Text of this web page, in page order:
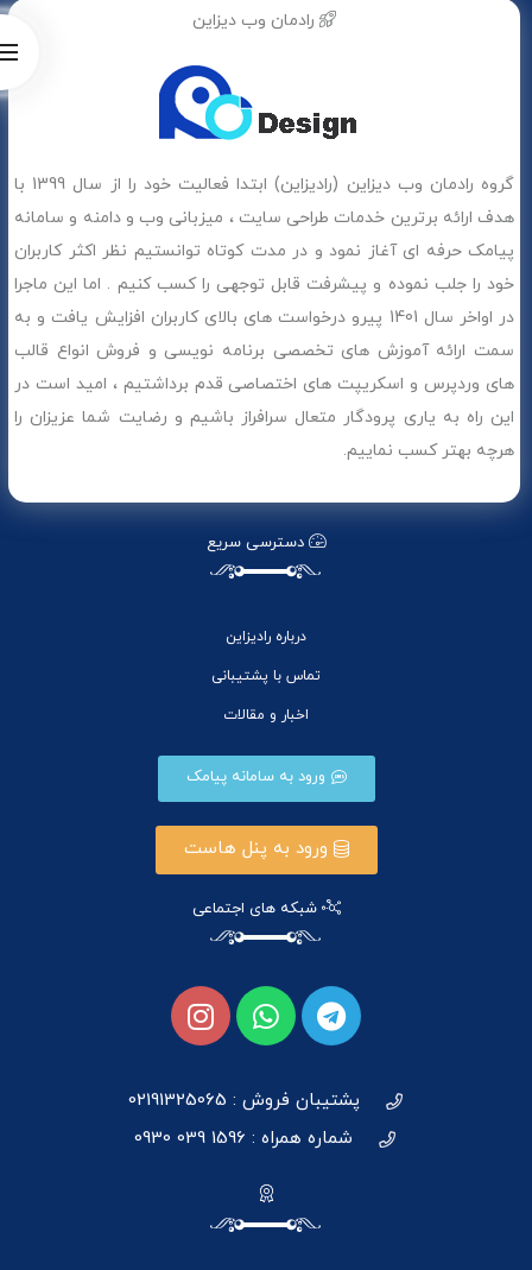
کنید و از امکانات آن بهره مند شوید .
رادمان وب دیزاین
گروه رادمان وب دیزاین (رادیزاین) ابتدا فعالیت خود را از سال 1399 با
هدف ارائه برترین خدمات طراحی سایت ، میزبانی وب و دامنه و سامانه
پیامک حرفه ای آغاز نمود و در مدت کوتاه توانستیم نظر اکثر کاربران
خود را جلب نموده و پیشرفت قابل توجهی را کسب کنیم . اما این ماجرا
در اواخر سال 1401 پیرو درخواست های بالای کاربران افزایش یافت و به
سمت ارائه آموزش های تخصصی برنامه نویسی و فروش انواع قالب
های وردپرس و اسکریپت های اختصاصی قدم برداشتیم ، امید است در
این راه به یاری پرودگار متعال سرافراز باشیم و رضایت شما عزیزان را
هرچه بهتر کسب نماییم.
دسترسی سریع
درباره رادیزاین
تماس با پشتیبانی
اخبار و مقالات
ورود به سامانه پیامک
ورود به پنل هاست
شبکه های اجتماعی
پشتیبان فروش : 02191325065
شماره همراه : 1596 039 0930